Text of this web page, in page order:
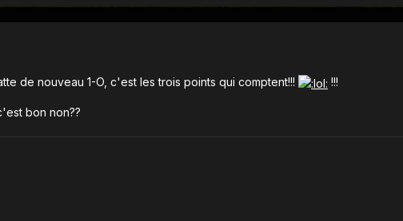
de nouveau 1-O, c'est les trois points qui comptent!!! !!!
bon non??